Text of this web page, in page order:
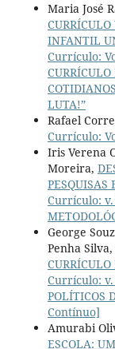
Maria José
INFANTIL
Currículo:
LUTA!”
Rafael
Currículo:
Iris Verena
Moreira,
PESQUISAS
Currículo: v.
George
Penha
Currículo: v.
POLÍTICOS
Contínuo]
Amurabi
ESCOLA: